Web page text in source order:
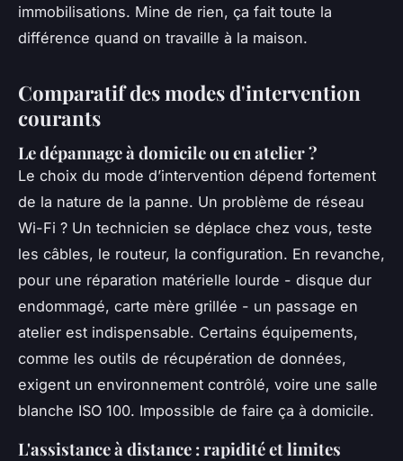
immobilisations. Mine de rien, ça fait toute la
différence quand on travaille à la maison.
Comparatif des modes d'intervention
courants
Le dépannage à domicile ou en atelier ?
Le choix du mode d’intervention dépend fortement
de la nature de la panne. Un problème de réseau
Wi-Fi ? Un technicien se déplace chez vous, teste
les câbles, le routeur, la configuration. En revanche,
pour une réparation matérielle lourde - disque dur
endommagé, carte mère grillée - un passage en
atelier est indispensable. Certains équipements,
comme les outils de récupération de données,
exigent un environnement contrôlé, voire une salle
blanche ISO 100. Impossible de faire ça à domicile.
L'assistance à distance : rapidité et limites